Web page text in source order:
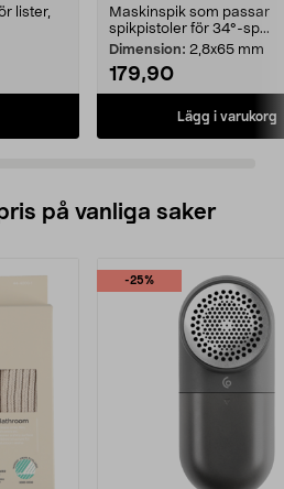
lister,
Maskinspik som passar
spikpistoler för 34°-sp...
Dimension: 2,8x65 mm
179,90
Lägg i varukorg
på vanliga saker
-25%